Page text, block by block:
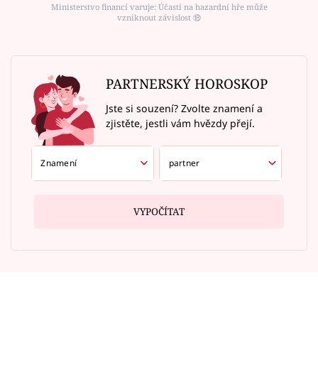
Ministerstvo financí varuje: Účastí na hazardní hře může
vzniknout závislost ⑱
PARTNERSKÝ HOROSKOP
Jste si souzení? Zvolte znamení a
zjistěte, jestli vám hvězdy přejí.
VYPOČÍTAT